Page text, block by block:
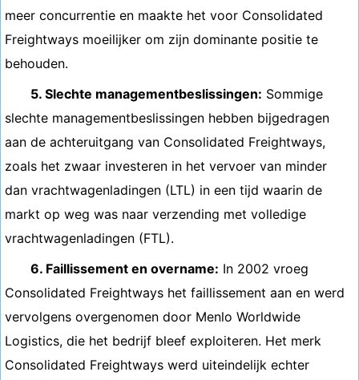
meer concurrentie en maakte het voor Consolidated
Freightways moeilijker om zijn dominante positie te
behouden.
5. Slechte managementbeslissingen: Sommige
slechte managementbeslissingen hebben bijgedragen
aan de achteruitgang van Consolidated Freightways,
zoals het zwaar investeren in het vervoer van minder
dan vrachtwagenladingen (LTL) in een tijd waarin de
markt op weg was naar verzending met volledige
vrachtwagenladingen (FTL).
6. Faillissement en overname: In 2002 vroeg
Consolidated Freightways het faillissement aan en werd
vervolgens overgenomen door Menlo Worldwide
Logistics, die het bedrijf bleef exploiteren. Het merk
Consolidated Freightways werd uiteindelijk echter